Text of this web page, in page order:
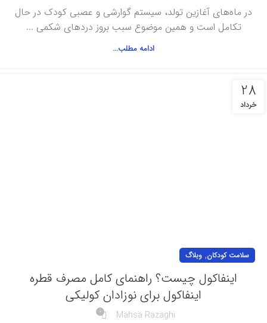
در ماه‌های آغازین تولد، سیستم گوارشی و عصبی کودک در حال
تکامل است و همین موضوع سبب بروز دردهای شکمی ...
ادامه مطلب...
28
خرداد
سلامت کودکان, وبلاگ
اینفاکول چیست؟ راهنمای کامل مصرف قطره
اینفاکول برای نوزادان کولیکی
Mahsa Razaghi
0